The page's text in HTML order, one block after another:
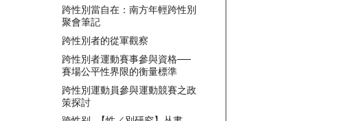
跨性別當自在：南方年輕跨性別
聚會筆記
跨性別者的從軍觀察
跨性別者運動賽事參與資格──
賽場公平性界限的衡量標準
跨性別運動員參與運動競賽之政
策探討